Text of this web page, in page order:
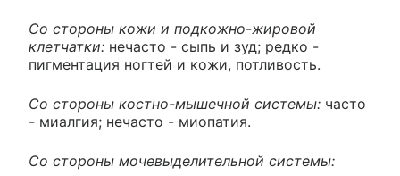
Со стороны кожи и подкожно-жировой
клетчатки: нечасто - сыпь и зуд; редко -
пигментация ногтей и кожи, потливость.
Со стороны костно-мышечной системы: часто
- миалгия; нечасто - миопатия.
Со стороны мочевыделительной системы: